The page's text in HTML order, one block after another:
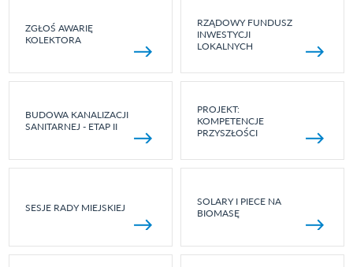
ZGŁOŚ AWARIĘ
KOLEKTORA
RZĄDOWY FUNDUSZ
INWESTYCJI
LOKALNYCH
BUDOWA KANALIZACJI
SANITARNEJ - ETAP II
PROJEKT:
KOMPETENCJE
PRZYSZŁOŚCI
SESJE RADY MIEJSKIEJ
SOLARY I PIECE NA
BIOMASĘ